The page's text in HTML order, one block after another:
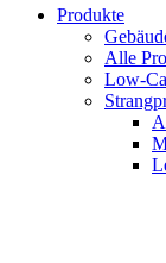
Produkte
Alle
Low-